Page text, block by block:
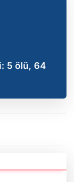
5 ölü, 64